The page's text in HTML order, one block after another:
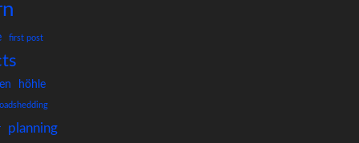
first post
höhle
loadshedding
planning